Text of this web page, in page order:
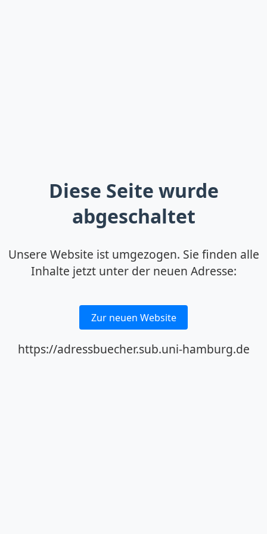
Diese Seite wurde
abgeschaltet
Unsere Website ist umgezogen. Sie finden alle
Inhalte jetzt unter der neuen Adresse:
Zur neuen Website
https://adressbuecher.sub.uni-hamburg.de